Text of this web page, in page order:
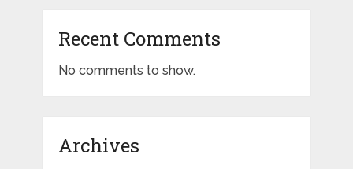
Recent Comments
No comments to show.
Archives